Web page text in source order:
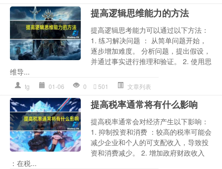
提高逻辑思维能力的方法
提高逻辑思考能力可以通过以下方法：
1. 练习解决问题 ： 从简单问题开始，
逐步增加难度。 分析问题，提出假设，
并通过事实进行推理和验证。 2. 使用思
维导...
tg 01-06 0 501 文章列表
提高税率通常将有什么影响
提高税率通常会对经济产生以下影响：
1. 抑制投资和消费 ：较高的税率可能会
减少企业和个人的可支配收入，导致投
资和消费减少。 2. 增加政府财政收入
：在税...